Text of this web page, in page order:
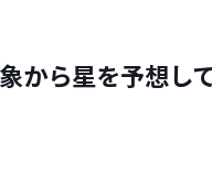
から星を予想し